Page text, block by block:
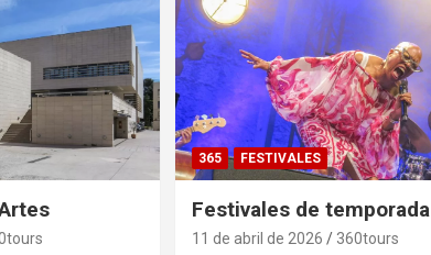
365 FESTIVALES
Festivales de temporada
11 de abril de 2026 360tours